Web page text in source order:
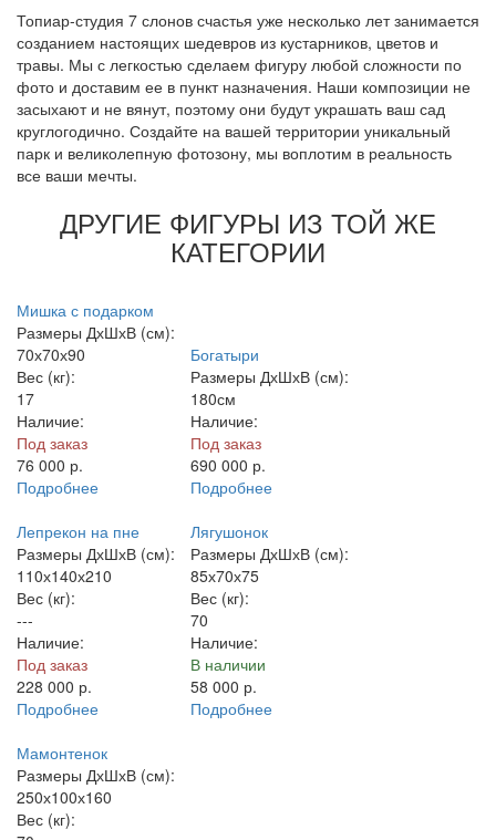
Топиар-студия 7 слонов счастья уже несколько лет занимается
созданием настоящих шедевров из кустарников, цветов и
травы. Мы с легкостью сделаем фигуру любой сложности по
фото и доставим ее в пункт назначения. Наши композиции не
засыхают и не вянут, поэтому они будут украшать ваш сад
круглогодично. Создайте на вашей территории уникальный
парк и великолепную фотозону, мы воплотим в реальность
все ваши мечты.
ДРУГИЕ ФИГУРЫ ИЗ ТОЙ ЖЕ
КАТЕГОРИИ
Мишка с подарком
Размеры ДхШхВ (см):
70х70х90
Вес (кг):
17
Наличие:
Под заказ
76 000 р.
Подробнее
Богатыри
Размеры ДхШхВ (см):
180см
Наличие:
Под заказ
690 000 р.
Подробнее
Лепрекон на пне
Размеры ДхШхВ (см):
110х140х210
Вес (кг):
---
Наличие:
Под заказ
228 000 р.
Подробнее
Лягушонок
Размеры ДхШхВ (см):
85х70х75
Вес (кг):
70
Наличие:
В наличии
58 000 р.
Подробнее
Мамонтенок
Размеры ДхШхВ (см):
250х100х160
Вес (кг):